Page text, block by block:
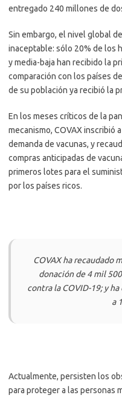
entregado 240 millones de
Sin embargo, el nivel global
inaceptable: sólo 20% de los
y media-baja han recibido la
comparación con los países
de su población ya recibió la
En los meses críticos de la
mecanismo, COVAX inscribió
demanda de vacunas, y
compras anticipadas de
primeros lotes para el
por los países ricos.
COVAX ha recaudado
donación de 4 mil
contra la COVID-19; y
a
Actualmente, persisten los
para proteger a las personas